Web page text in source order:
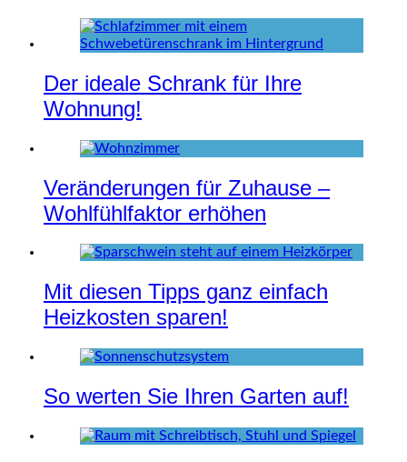
Der ideale Schrank für Ihre
Wohnung!
Veränderungen für Zuhause –
Wohlfühlfaktor erhöhen
Mit diesen Tipps ganz einfach
Heizkosten sparen!
So werten Sie Ihren Garten auf!